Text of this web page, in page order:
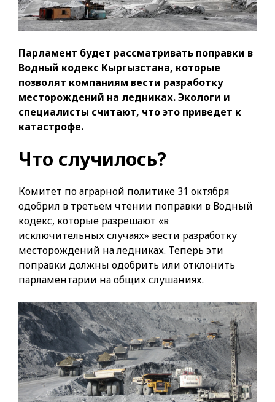
Парламент будет рассматривать поправки в
Водный кодекс Кыргызстана, которые
позволят компаниям вести разработку
месторождений на ледниках. Экологи и
специалисты считают, что это приведет к
катастрофе.
Что случилось?
Комитет по аграрной политике 31 октября
одобрил в третьем чтении поправки в Водный
кодекс, которые разрешают «в
исключительных случаях» вести разработку
месторождений на ледниках. Теперь эти
поправки должны одобрить или отклонить
парламентарии на общих слушаниях.